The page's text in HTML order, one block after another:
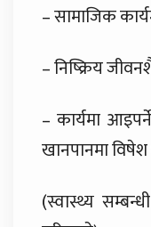
– सामाजिक
– निष्क्रिय
– कार्यमा
खानपानमा विषेश
(स्वास्थ्य